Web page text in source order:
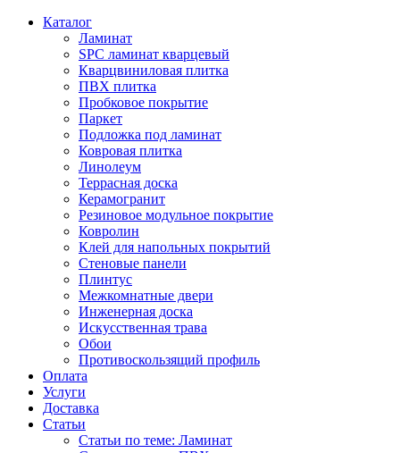
Каталог
Ламинат
SPC ламинат кварцевый
Кварцвиниловая плитка
ПВХ плитка
Пробковое покрытие
Паркет
Подложка под ламинат
Ковровая плитка
Линолеум
Террасная доска
Керамогранит
Резиновое модульное покрытие
Ковролин
Клей для напольных покрытий
Стеновые панели
Плинтус
Межкомнатные двери
Инженерная доска
Искусственная трава
Обои
Противоскользящий профиль
Оплата
Услуги
Доставка
Статьи
Статьи по теме: Ламинат